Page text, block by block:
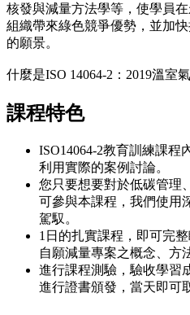
核發與減量方法學等，使學員
組織帶來綠色競爭優勢，並加
的願景。
什麼是ISO 14064-2：2019溫室
課程特色
ISO14064-2教育訓練課程
利用實際的案例討論。
您只要想要對於低碳管理
可參與本課程，我們使用
駕馭。
1日的扎實課程，即可完
自願減量專案之概念、方
進行課程測驗，驗收學習
進行證書頒發，當天即可